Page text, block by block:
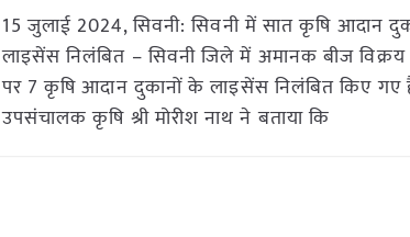
15 जुलाई 2024, सिवनी: सिवनी में सात कृषि आदान
लाइसेंस निलंबित – सिवनी जिले में अमानक बीज
पर 7 कृषि आदान दुकानों के लाइसेंस निलंबित किए गए
उपसंचालक कृषि श्री मोरीश नाथ ने बताया कि